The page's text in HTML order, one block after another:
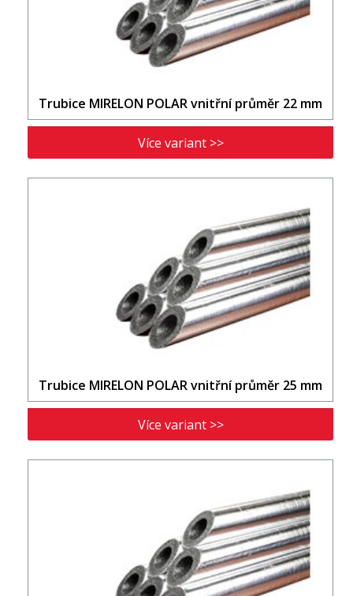
Trubice MIRELON POLAR vnitřní průměr 22 mm
Více variant >>
Trubice MIRELON POLAR vnitřní průměr 25 mm
Více variant >>